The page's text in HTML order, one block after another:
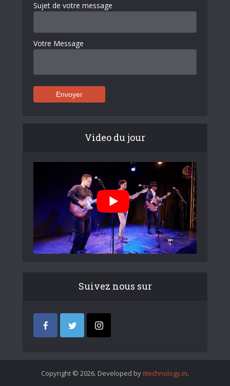
Sujet de votre message
Votre Message
Video du jour
Suivez nous sur
Copyright © 2026. Developed by iItechnology.in.